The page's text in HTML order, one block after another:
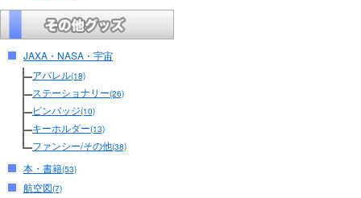
JAXA・NASA・宇宙
アパレル(18)
ステーショナリー(26)
ピンバッジ(10)
キーホルダー(13)
ファンシー/その他(38)
本・書籍(53)
航空図(7)